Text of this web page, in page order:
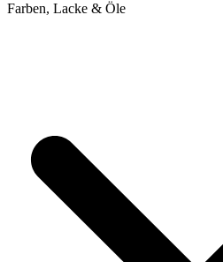
Farben, Lacke & Öle